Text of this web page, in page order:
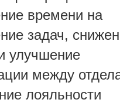
времени на
задач,
улучшение
между
лояльности